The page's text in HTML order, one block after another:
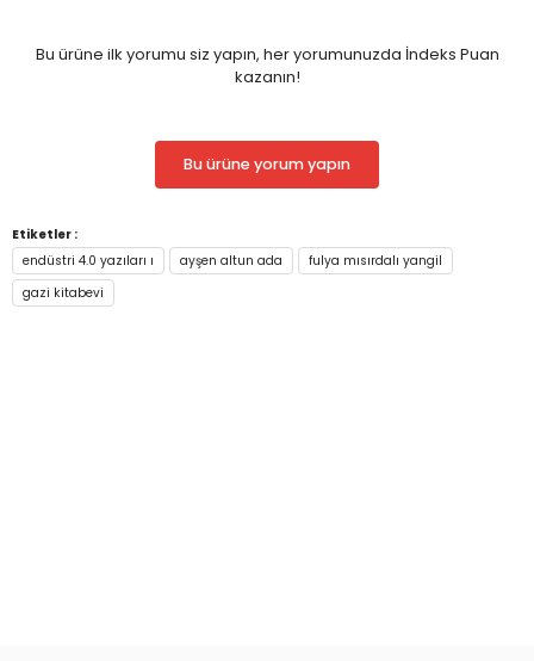
Bu ürüne ilk yorumu siz yapın, her yorumunuzda İndeks Puan
kazanın!
Bu ürüne yorum yapın
Etiketler :
endüstri 4.0 yazıları ı
ayşen altun ada
fulya mısırdalı yangil
gazi kitabevi